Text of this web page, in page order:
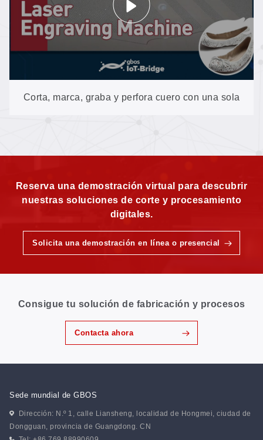
Corta, marca, graba y perfora cuero con una sola
Reserva una demostración virtual para descubrir
nuestras soluciones de corte y procesamiento
digitales.
Solicita una demostración en línea o presencial
Consigue tu solución de fabricación y procesos
Contacta ahora
Sede mundial de GBOS
Dirección: N.º 1, calle Liansheng, localidad de Hongmei, ciudad de
Dongguan, provincia de Guangdong. CN